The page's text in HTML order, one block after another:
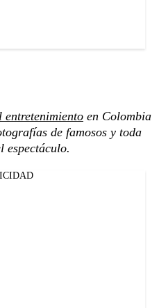
entretenimiento en Colombia
de famosos y toda
espectáculo.